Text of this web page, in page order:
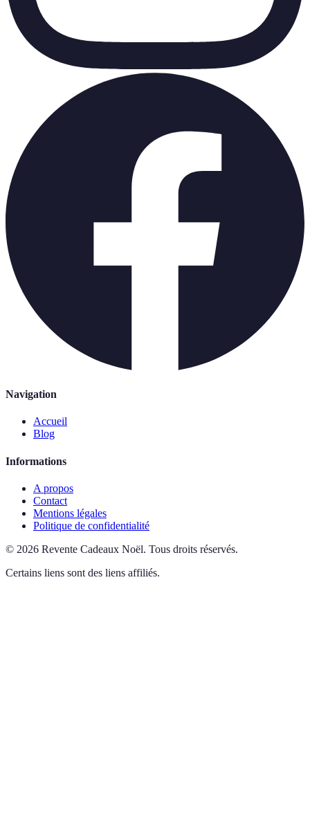
Navigation
Accueil
Blog
Informations
A propos
Contact
Mentions légales
Politique de confidentialité
© 2026 Revente Cadeaux Noël. Tous droits réservés.
Certains liens sont des liens affiliés.